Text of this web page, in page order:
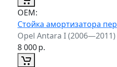
ОЕМ:
Стойка амортизатора
Opel Antara I (2006—2011)
8 000р.